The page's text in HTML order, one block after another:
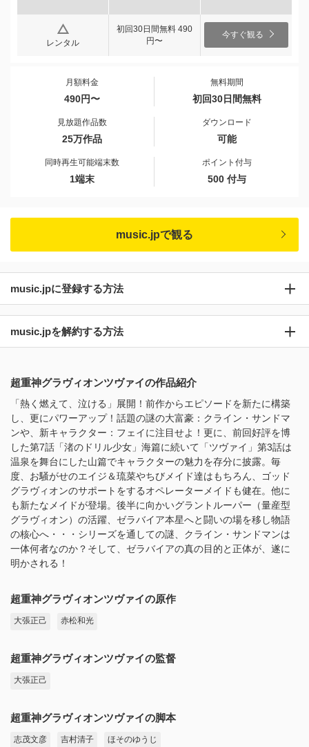
レンタル
初回30日間無料 490
円〜
今すぐ観る
月額料金
490円〜
無料期間
初回30日間無料
見放題作品数
25万作品
ダウンロード
可能
同時再生可能端末数
1端末
ポイント付与
500 付与
music.jpで観る
music.jpに登録する方法
music.jpを解約する方法
超重神グラヴィオンツヴァイの作品紹介
「熱く燃えて、泣ける」展開！前作からエピソードを新たに構築
し、更にパワーアップ！話題の謎の大富豪：クライン・サンドマ
ンや、新キャラクター：フェイに注目せよ！更に、前回好評を博
した第7話「渚のドリル少女」海篇に続いて「ツヴァイ」第3話は
温泉を舞台にした山篇でキャラクターの魅力を存分に披露。毎
度、お騒がせのエイジ＆琉菜やちびメイド達はもちろん、ゴッド
グラヴィオンのサポートをするオペレーターメイドも健在。他に
も新たなメイドが登場。後半に向かいグラントルーパー（量産型
グラヴィオン）の活躍、ゼラバイア本星へと闘いの場を移し物語
の核心へ・・・シリーズを通しての謎、クライン・サンドマンは
一体何者なのか？そして、ゼラバイアの真の目的と正体が、遂に
明かされる！
超重神グラヴィオンツヴァイの原作
大張正己 赤松和光
超重神グラヴィオンツヴァイの監督
大張正己
超重神グラヴィオンツヴァイの脚本
志茂文彦 吉村清子 ほそのゆうじ